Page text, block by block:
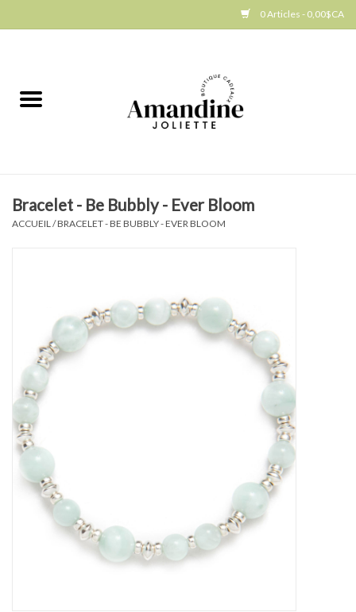
0 Articles - 0,00$CA
Art de la table
Cadeau Thématique
Sacs
Accessoire Mode
Bijoux
Bracelet - Be Bubbly - Ever Bloom
ACCUEIL /BRACELET - BE BUBBLY - EVER BLOOM